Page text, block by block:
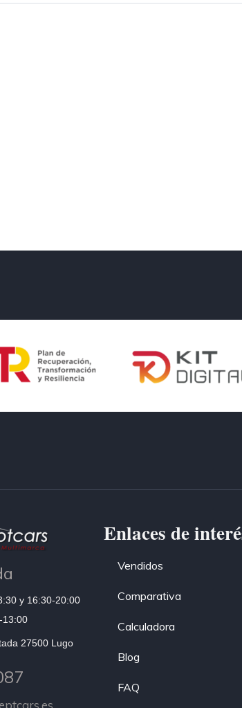
y 16:30-20:00
13:00
27500 Lugo
Enlaces de
Vendidos
Comparativa
Calculadora
Blog
FAQ